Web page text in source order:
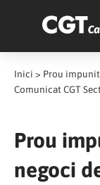
Inici > Prou
Comunicat CGT
Prou
negoci